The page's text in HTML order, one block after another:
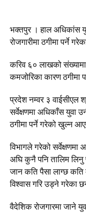
भक्तपुर । हाल अधिकांस
रोजगारीमा ठगीमा पर्ने
करिव ६० लाखको संख्यामा
कमजोरिका कारण
प्रदेश नम्वर ३ वाईसीएल
सर्वेक्षणमा अधिकाँस युवा
ठगीमा पर्ने गरेको खुल्न
विभागले गरेको सर्वेक्षणमा
अघि कुनै पनि तालिम लिनु
जान कति पैसा लाग्छ
विश्वास गरि उड्ने गरेका
वैदेशिक रोजगारमा जाने